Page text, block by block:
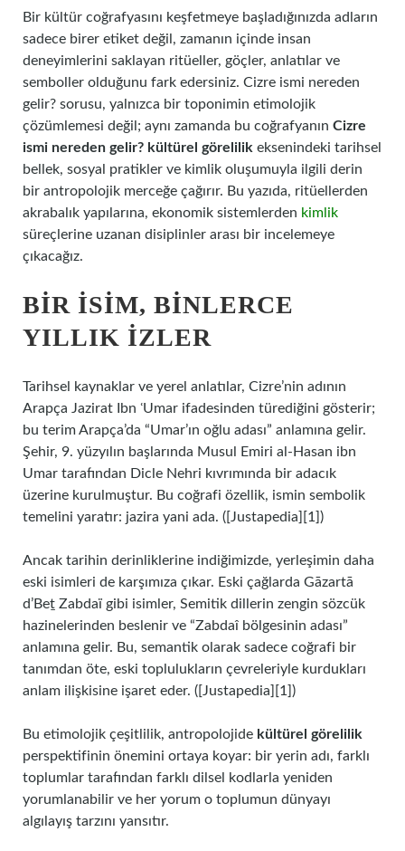
Bir kültür coğrafyasını keşfetmeye başladığınızda adların
sadece birer etiket değil, zamanın içinde insan
deneyimlerini saklayan ritüeller, göçler, anlatılar ve
semboller olduğunu fark edersiniz. Cizre ismi nereden
gelir? sorusu, yalnızca bir toponimin etimolojik
çözümlemesi değil; aynı zamanda bu coğrafyanın Cizre
ismi nereden gelir? kültürel görelilik eksenindeki tarihsel
bellek, sosyal pratikler ve kimlik oluşumuyla ilgili derin
bir antropolojik merceğe çağırır. Bu yazıda, ritüellerden
akrabalık yapılarına, ekonomik sistemlerden kimlik
süreçlerine uzanan disiplinler arası bir incelemeye
çıkacağız.
BIR İSIM, BINLERCE
YILLIK İZLER
Tarihsel kaynaklar ve yerel anlatılar, Cizre’nin adının
Arapça Jazirat Ibn ʿUmar ifadesinden türediğini gösterir;
bu terim Arapça’da “Umar’ın oğlu adası” anlamına gelir.
Şehir, 9. yüzyılın başlarında Musul Emiri al-Hasan ibn
Umar tarafından Dicle Nehri kıvrımında bir adacık
üzerine kurulmuştur. Bu coğrafi özellik, ismin sembolik
temelini yaratır: jazira yani ada. ([Justapedia][1])
Ancak tarihin derinliklerine indiğimizde, yerleşimin daha
eski isimleri de karşımıza çıkar. Eski çağlarda Gāzartā
d’Beṯ Zabdaï gibi isimler, Semitik dillerin zengin sözcük
hazinelerinden beslenir ve “Zabdaî bölgesinin adası”
anlamına gelir. Bu, semantik olarak sadece coğrafi bir
tanımdan öte, eski toplulukların çevreleriyle kurdukları
anlam ilişkisine işaret eder. ([Justapedia][1])
Bu etimolojik çeşitlilik, antropolojide kültürel görelilik
perspektifinin önemini ortaya koyar: bir yerin adı, farklı
toplumlar tarafından farklı dilsel kodlarla yeniden
yorumlanabilir ve her yorum o toplumun dünyayı
algılayış tarzını yansıtır.